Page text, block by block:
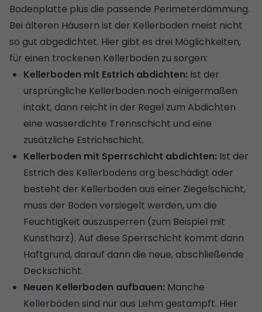
Bodenplatte plus die passende Perimeterdämmung.
Bei älteren Häusern ist der Kellerboden meist nicht
so gut abgedichtet. Hier gibt es drei Möglichkeiten,
für einen trockenen Kellerboden zu sorgen:
Kellerboden mit Estrich abdichten: Ist der
ursprüngliche Kellerboden noch einigermaßen
intakt, dann reicht in der Regel zum Abdichten
eine wasserdichte Trennschicht und eine
zusätzliche Estrichschicht.
Kellerboden mit Sperrschicht abdichten: Ist der
Estrich des Kellerbodens arg beschädigt oder
besteht der Kellerboden aus einer Ziegelschicht,
muss der Boden versiegelt werden, um die
Feuchtigkeit auszusperren (zum Beispiel mit
Kunstharz). Auf diese Sperrschicht kommt dann
Haftgrund, darauf dann die neue, abschließende
Deckschicht.
Neuen Kellerboden aufbauen: Manche
Kellerböden sind nur aus Lehm gestampft. Hier